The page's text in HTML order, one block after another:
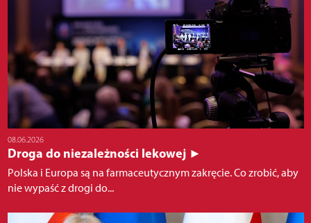
08.06.2026
Droga do niezależności lekowej ►
Polska i Europa są na farmaceutycznym zakręcie. Co zrobić, aby
nie wypaść z drogi do...